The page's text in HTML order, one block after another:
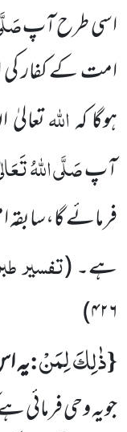
اسی طرح آپ
امت کے کفار کی
ہوگا کہاللّٰہ
آپصَلَّی اللّٰہُ
فرمائے گا،سابقہ
ہے۔(تفسیر
۴۲۶)
{ذٰلِكَ لِمَنْ:یہ
جویہ وحی فرمائی